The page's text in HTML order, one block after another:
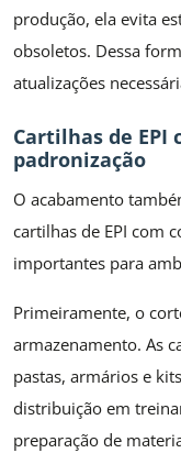
produção, ela evita
obsoletos. Dessa
atualizações
Cartilhas de
padronização
O acabamento
cartilhas de EPI com
importantes para
Primeiramente, o
armazenamento. As
pastas, armários e
distribuição em
preparação de